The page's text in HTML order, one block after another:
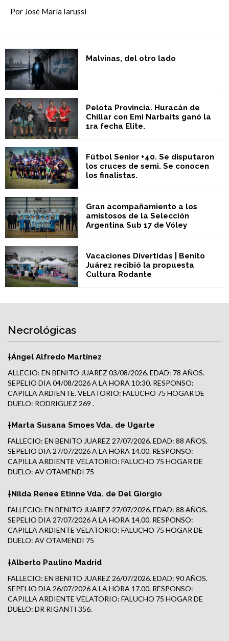
Por José María Iarussi
Malvinas, del otro lado
Pelota Provincia. Huracán de
Chillar con Emi Narbaits ganó la
1ra fecha Elite.
Fútbol Senior +40. Se disputaron
los cruces de semi. Se conocen
los finalistas.
Gran acompañamiento a los
amistosos de la Selección
Argentina Sub 17 de Vóley
Vacaciones Divertidas | Benito
Juárez recibió la propuesta
Cultura Rodante
Necrológicas
†Ángel Alfredo Martínez
ALLECIO: EN BENITO JUAREZ 03/08/2026. EDAD: 78 AÑOS.
SEPELIO DIA 04/08/2026 A LA HORA 10:30. RESPONSO:
CAPILLA ARDIENTE. VELATORIO: FALUCHO 75 HOGAR DE
DUELO: RODRIGUEZ 269 .
†Marta Susana Smoes Vda. de Ugarte
FALLECIO: EN BENITO JUAREZ 27/07/2026. EDAD: 88 AÑOS.
SEPELIO DIA 27/07/2026 A LA HORA 14.00. RESPONSO:
CAPILLA ARDIENTE VELATORIO: FALUCHO 75 HOGAR DE
DUELO: AV OTAMENDI 75
†Nilda Renee Etinne Vda. de Del Giorgio
FALLECIO: EN BENITO JUAREZ 27/07/2026. EDAD: 88 AÑOS.
SEPELIO DIA 27/07/2026 A LA HORA 14.00. RESPONSO:
CAPILLA ARDIENTE VELATORIO: FALUCHO 75 HOGAR DE
DUELO: AV OTAMENDI 75
†Alberto Paulino Madrid
FALLECIO: EN BENITO JUAREZ 26/07/2026. EDAD: 90 AÑOS.
SEPELIO DIA 26/07/2026 A LA HORA 17.00. RESPONSO:
CAPILLA ARDIENTE VELATORIO: FALUCHO 75 HOGAR DE
DUELO: DR RIGANTI 356.